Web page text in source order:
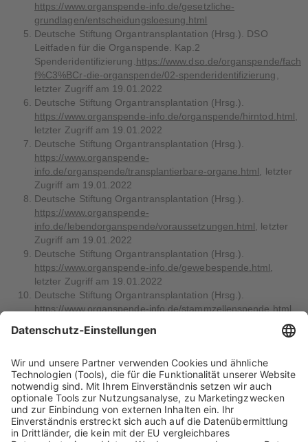
https://www.organspende-info.de/gesetzliche-
grundlagen/entscheidungsloesung.html
Deutsche Stiftung Organtransplantation (Hrsg.). DSO
Leitfaden für die Organspende. Kap.2
Spenderidentifizierung.https://www.dso.de/organspende/
f%C3%BCr-die-organspende/02-spenderidentifizierung,
letzter Zugriff am 19.01.2022
Deutsche Stiftung Organtransplantation (Hrsg.).
https://www.organspende-info.de/organspende/hirntod.html,
letzter Zugriff am 19.01.2022
Deutsche Stiftung Organtransplantation (Hrsg.).
https://www.organspende-
info.de/organspende/transplantierbare-organe.html, letzter
Zugriff am 19.01.2022
Deutsche Stiftung Organtransplantation (Hrsg.).
https://www.organspende-
info.de/lebendorganspende/voraussetzungen.html, letzter
Zugriff am 19.01.2022
Deutsche Stiftung Organtransplantation (Hrsg.).
https://www.organspende-info.de/gewebespende.html,
letzter Zugriff am 19.01.2022
Deutsche Stiftung Organtransplantation (Hrsg.).
https://www.organspende-info.de/stammzellenspende.html,
https://www.plasmaservice.de/de/index.cfm
https://dso.de/organspende/allgemeine-
informationen/organspende-in-deutschland/ablauf-einer-
organspende, letzter Zugriff am 20.01.2022
Bundeszentrale für gesundheitliche Aufklärung BZgA
(Hrsg.).https://www.organspende-
info.de/organspende/ablauf-einer-